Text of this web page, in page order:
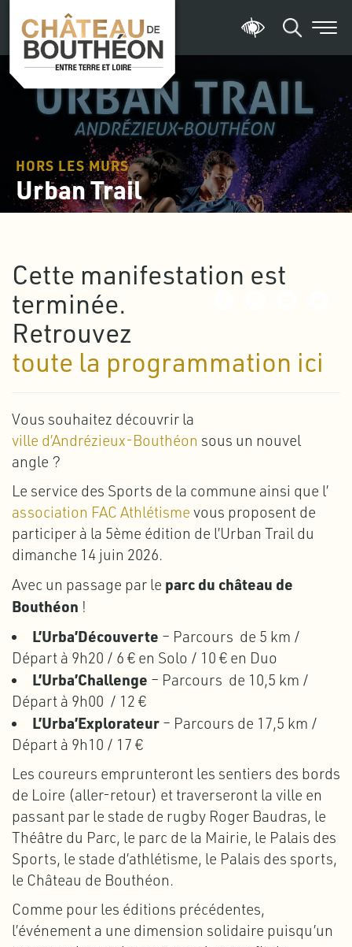
HORS LES MURS
Urban Trail
Cette manifestation est
terminée.
Retrouvez
toute la programmation ici
Vous souhaitez découvrir la
ville d’Andrézieux-Bouthéon sous un nouvel
angle ?
Le service des Sports de la commune ainsi que l’
association FAC Athlétisme vous proposent de
participer à la 5ème édition de l’Urban Trail du
dimanche 14 juin 2026.
Avec un passage par le parc du château de
Bouthéon !
L’Urba’Découverte – Parcours de 5 km /
Départ à 9h20 / 6 € en Solo / 10 € en Duo
L’Urba’Challenge – Parcours de 10,5 km /
Départ à 9h00 / 12 €
L’Urba’Explorateur – Parcours de 17,5 km /
Départ à 9h10 / 17 €
Les coureurs emprunteront les sentiers des bords
de Loire (aller-retour) et traverseront la ville en
passant par le stade de rugby Roger Baudras, le
Théâtre du Parc, le parc de la Mairie, le Palais des
Sports, le stade d’athlétisme, le Palais des sports,
le Château de Bouthéon.
Comme pour les éditions précédentes,
l’événement a une dimension solidaire puisqu’un